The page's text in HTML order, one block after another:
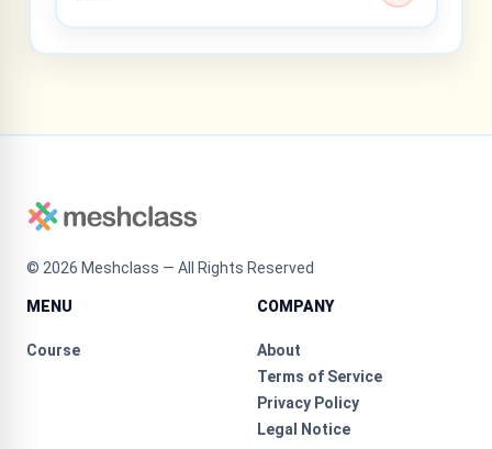
© 2026 Meshclass — All Rights Reserved
MENU
Course
COMPANY
About
Terms of Service
Privacy Policy
Legal Notice